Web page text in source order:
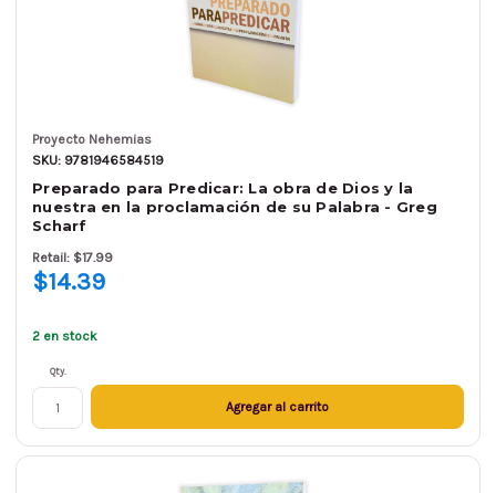
Proyecto Nehemias
SKU: 9781946584519
Preparado para Predicar: La obra de Dios y la
nuestra en la proclamación de su Palabra - Greg
Scharf
Retail: $17.99
$14.39
2 en stock
Qty.
Agregar al carrito